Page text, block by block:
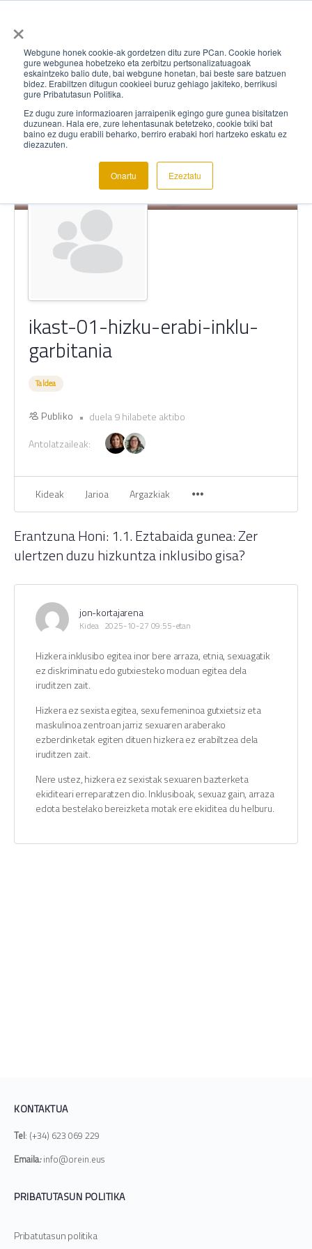
×
Webgune honek cookie-ak gordetzen ditu zure PCan. Cookie horiek
gure webgunea hobetzeko eta zerbitzu pertsonalizatuagoak
eskaintzeko balio dute, bai webgune honetan, bai beste sare batzuen
bidez. Erabiltzen ditugun cookieei buruz gehiago jakiteko, berrikusi
gure Pribatutasun Politika.
Ez dugu zure informazioaren jarraipenik egingo gure gunea bisitatzen
duzunean. Hala ere, zure lehentasunak betetzeko, cookie txiki bat
baino ez dugu erabili beharko, berriro erabaki hori hartzeko eskatu ez
diezazuten.
Onartu Ezeztatu
ikast-01-hizku-erabi-inklu-
garbitania
Taldea
Publiko
duela 9 hilabete aktibo
Antolatzaileak:
Kideak Jarioa Argazkiak
Erantzuna Honi: 1.1. Eztabaida gunea: Zer
ulertzen duzu hizkuntza inklusibo gisa?
jon-kortajarena
Kidea 2025-10-27 09:55-etan
Hizkera inklusibo egitea inor bere arraza, etnia, sexuagatik
ez diskriminatu edo gutxiesteko moduan egitea dela
iruditzen zait.
Hizkera ez sexista egitea, sexu femeninoa gutxietsiz eta
maskulinoa zentroan jarriz sexuaren araberako
ezberdinketak egiten dituen hizkera ez erabiltzea dela
iruditzen zait.
Nere ustez, hizkera ez sexistak sexuaren bazterketa
ekiditeari erreparatzen dio. Inklusiboak, sexuaz gain, arraza
edota bestelako bereizketa motak ere ekiditea du helburu.
KONTAKTUA
Tel: (+34) 623 069 229
Emaila:info@orein.eus
PRIBATUTASUN POLITIKA
Pribatutasun politika